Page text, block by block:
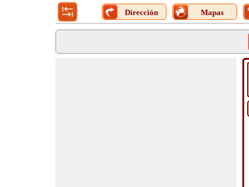
Dirección Mapas